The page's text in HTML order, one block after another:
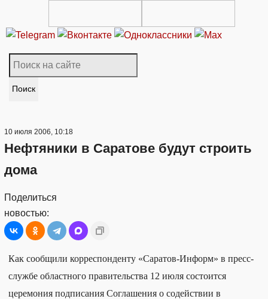
Поиск
10 июля 2006, 10:18
Нефтяники в Саратове будут строить
дома
Поделиться
новостью:
Как сообщили корреспонденту «Саратов-Информ» в пресс-
службе областного правительства 12 июля состоится
церемония подписания Соглашения о содействии в